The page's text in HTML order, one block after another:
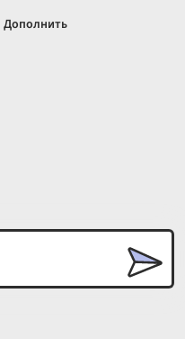
Дополнить